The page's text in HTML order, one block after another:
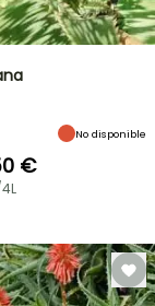
No disponible
€